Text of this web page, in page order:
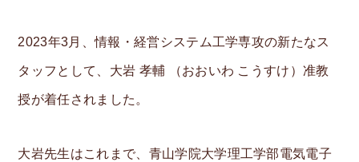
Info
2023年3月、情報・経営システム工学専攻の新たなス
タッフとして、大岩 孝輔 （おおいわ こうすけ）准教
授が着任されました。
大岩先生はこれまで、青山学院大学理工学部電気電子